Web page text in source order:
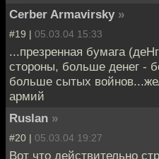
Cerber Armavirsky »
#19 | 05.03.04 15:33
...презренная бумага
стороны, больше денег -
больше сытых
армий
Ruslan »
#20 | 05.03.04 19:27
Вот что действительно